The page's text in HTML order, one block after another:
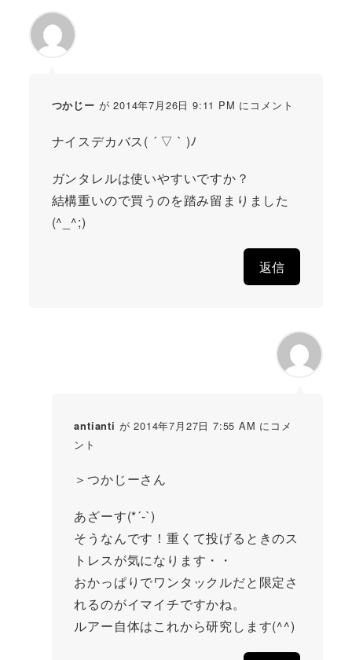
つかじー が 2014年7月26日 9:11 PM にコメント
ナイスデカバス( ´ ▽ ` )ﾉ
ガンタレルは使いやすいですか？
結構重いので買うのを踏み留まりました
(^_^;)
返信
antianti が 2014年7月27日 7:55 AM にコメ
ント
＞つかじーさん
あざーす(*´-`)
そうなんです！重くて投げるときのス
トレスが気になります・・
おかっぱりでワンタックルだと限定さ
れるのがイマイチですかね。
ルアー自体はこれから研究します(^^)